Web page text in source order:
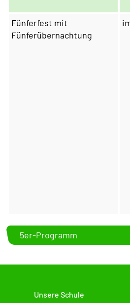
5er-Programm
Fünferfest mit
Fünferübernachtung
Unsere Schule